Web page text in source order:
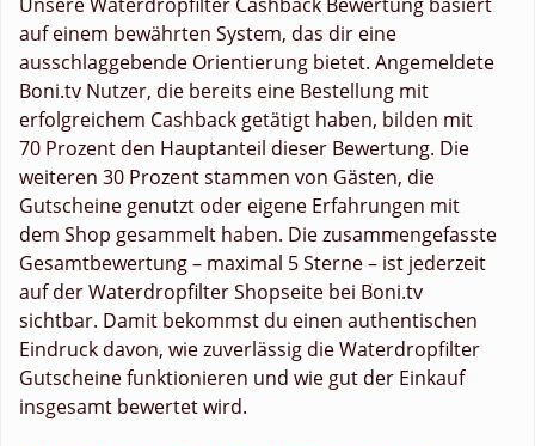
auf einem bewährten System, das dir eine
ausschlaggebende Orientierung bietet. Angemeldete
Boni.tv Nutzer, die bereits eine Bestellung mit
erfolgreichem Cashback getätigt haben, bilden mit
70 Prozent den Hauptanteil dieser Bewertung. Die
weiteren 30 Prozent stammen von Gästen, die
Gutscheine genutzt oder eigene Erfahrungen mit
dem Shop gesammelt haben. Die zusammengefasste
Gesamtbewertung – maximal 5 Sterne – ist jederzeit
auf der Waterdropfilter Shopseite bei Boni.tv
sichtbar. Damit bekommst du einen authentischen
Eindruck davon, wie zuverlässig die Waterdropfilter
Gutscheine funktionieren und wie gut der Einkauf
insgesamt bewertet wird.